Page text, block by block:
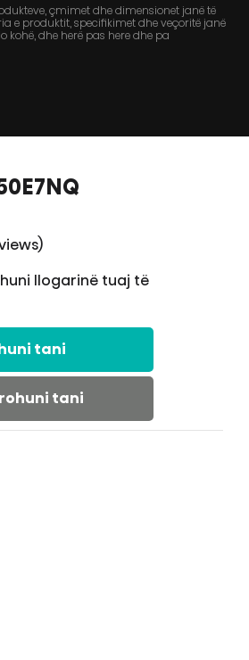
çmimet dhe dimensionet janë të
e produktit, specifikimet dhe veçoritë janë
kohë, dhe herë pas here dhe pa
llogarinë tuaj të
tani
tani